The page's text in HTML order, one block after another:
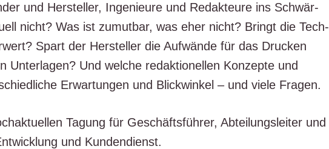
und Her­stel­ler, Inge­nieu­re und Redak­teu­re ins Schwär­
nicht? Was ist zumut­bar, was eher nicht? Bringt die Tech­
Spart der Her­stel­ler die Auf­wän­de für das Dru­cken
Unter­la­gen? Und wel­che redak­tio­nel­len Kon­zep­te und
Erwar­tun­gen und Blick­win­kel – und vie­le Fragen.
Tagung für Geschäfts­füh­rer, Abtei­lungs­lei­ter und
und Kundendienst.